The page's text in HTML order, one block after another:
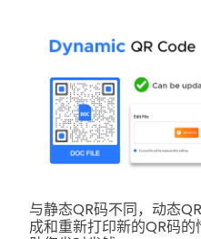
与静态QR码不同，动态
成和重新打印新的QR码